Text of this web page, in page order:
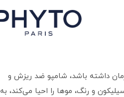
داشته باشد، شامپو ضد ریزش و
شامپو با فرمولاسیونی برگرفته از 81% مواد طبیعی و بدون سیلیکون و رنگ، موها را احیا می‌کند، به